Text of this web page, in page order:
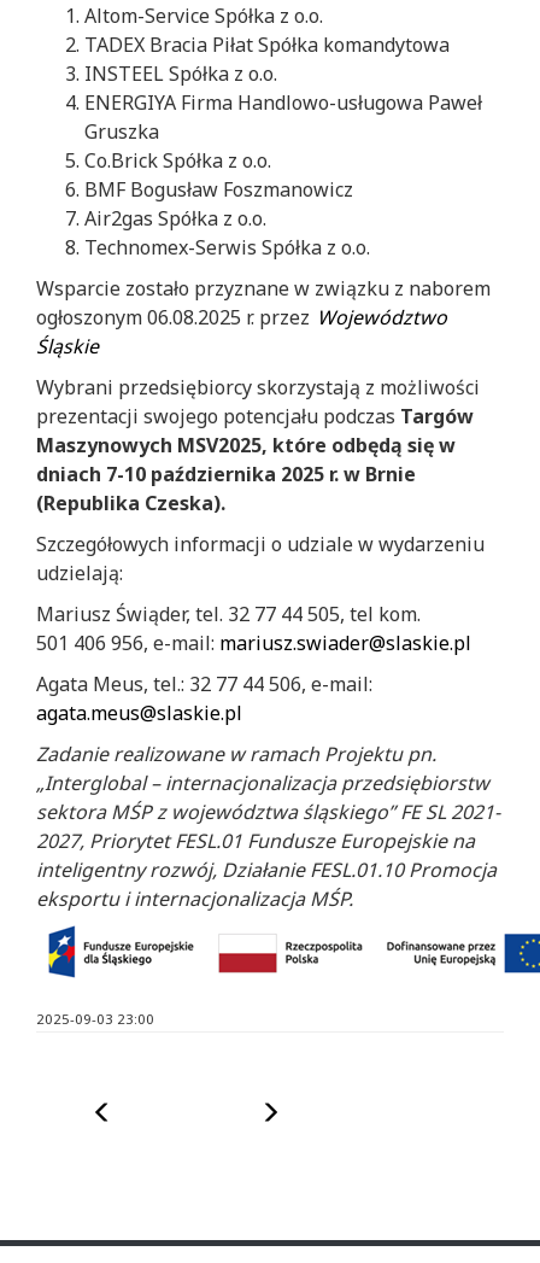
Altom-Service Spółka z o.o.
TADEX Bracia Piłat Spółka komandytowa
INSTEEL Spółka z o.o.
ENERGIYA Firma Handlowo-usługowa Paweł
Gruszka
Co.Brick Spółka z o.o.
BMF Bogusław Foszmanowicz
Air2gas Spółka z o.o.
Technomex-Serwis Spółka z o.o.
Wsparcie zostało przyznane w związku z naborem
ogłoszonym 06.08.2025 r. przez Województwo
Śląskie
Wybrani przedsiębiorcy skorzystają z możliwości
prezentacji swojego potencjału podczas Targów
Maszynowych MSV2025, które odbędą się w
dniach 7-10 października 2025 r. w Brnie
(Republika Czeska).
Szczegółowych informacji o udziale w wydarzeniu
udzielają:
Mariusz Świąder, tel. 32 77 44 505, tel kom.
501 406 956, e-mail: mariusz.swiader@slaskie.pl
Agata Meus, tel.: 32 77 44 506, e-mail:
agata.meus@slaskie.pl
Zadanie realizowane w ramach Projektu pn.
„Interglobal – internacjonalizacja przedsiębiorstw
sektora MŚP z województwa śląskiego” FE SL 2021-
2027, Priorytet FESL.01 Fundusze Europejskie na
inteligentny rozwój, Działanie FESL.01.10 Promocja
eksportu i internacjonalizacja MŚP.
2025-09-03 23:00